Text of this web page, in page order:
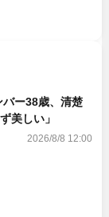
ー38歳、清楚
美しい」
2026/8/8 12:00